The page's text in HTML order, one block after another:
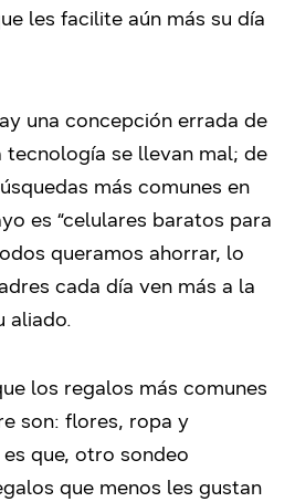
les facilite aún más su día
una concepción errada de
tecnología se llevan mal; de
más comunes en
es “celulares baratos para
queramos ahorrar, lo
cada día ven más a la
aliado.
los regalos más comunes
son: flores, ropa y
que, otro sondeo
que menos les gustan